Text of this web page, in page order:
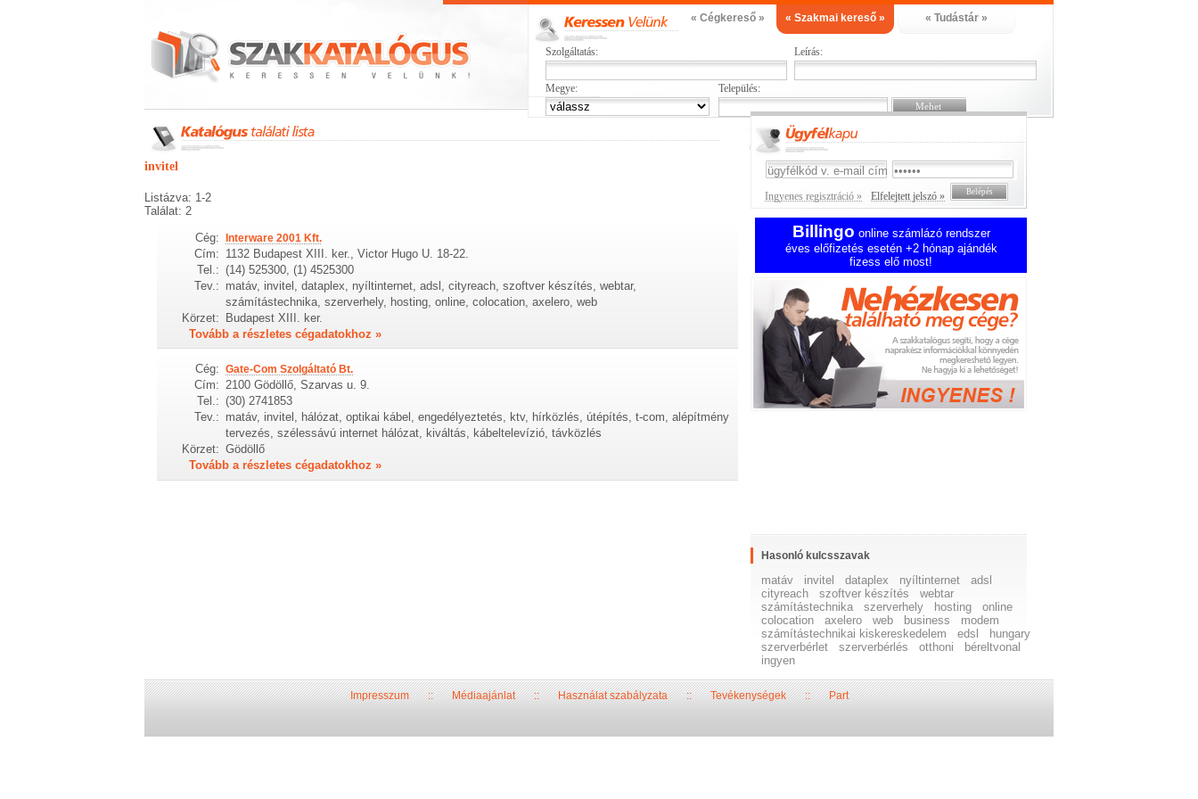
« Cégkereső » « Szakmai kereső » « Tudástár »
Szolgáltatás: Leírás:
Megye: Település:
invitel
Listázva: 1-2
Találat: 2
Cég: Interware 2001 Kft.
Cím: 1132 Budapest XIII. ker., Victor Hugo U. 18-22.
Tel.: (14) 525300, (1) 4525300
Tev.: matáv, invitel, dataplex, nyíltinternet, adsl, cityreach, szoftver készítés, webtar,
számítástechnika, szerverhely, hosting, online, colocation, axelero, web
Körzet: Budapest XIII. ker.
Tovább a részletes cégadatokhoz »
Cég: Gate-Com Szolgáltató Bt.
Cím: 2100 Gödöllő, Szarvas u. 9.
Tel.: (30) 2741853
Tev.: matáv, invitel, hálózat, optikai kábel, engedélyeztetés, ktv, hírközlés, útépítés, t-com, alépítmény
tervezés, szélessávú internet hálózat, kiváltás, kábeltelevízió, távközlés
Körzet: Gödöllő
Tovább a részletes cégadatokhoz »
Ingyenes regisztráció » Elfelejtett jelszó »
Billingo online számlázó rendszer
éves előfizetés esetén +2 hónap ajándék
fizess elő most!
Hasonló kulcsszavak
matáv invitel dataplex nyíltinternet
adsl
cityreach
szoftver készítés
webtar
számítástechnika
szerverhely hosting
online
colocation
axelero web business
modem
számítástechnikai kiskereskedelem
edsl
hungary
szerverbérlet
szerverbérlés otthoni
béreltvonal
ingyen
Impresszum::Médiaajánlat::Használat szabályzata::Tevékenységek::Part